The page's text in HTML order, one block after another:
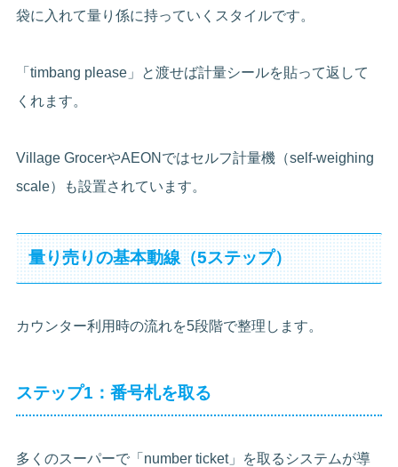
袋に入れて量り係に持っていくスタイルです。
「timbang please」と渡せば計量シールを貼って返して
くれます。
Village GrocerやAEONではセルフ計量機（self-weighing
scale）も設置されています。
量り売りの基本動線（5ステップ）
カウンター利用時の流れを5段階で整理します。
ステップ1：番号札を取る
多くのスーパーで「number ticket」を取るシステムが導